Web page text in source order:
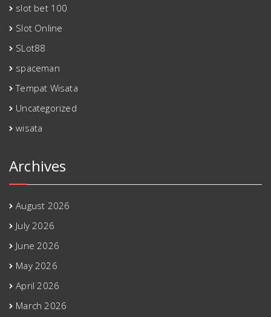
slot bet 100
Slot Online
SLot88
spaceman
Tempat Wisata
Uncategorized
wisata
Archives
August 2026
July 2026
June 2026
May 2026
April 2026
March 2026